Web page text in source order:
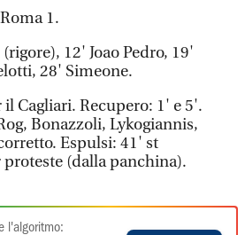
1.
12' Joao Pedro, 19'
28' Simeone.
Cagliari. Recupero: 1' e 5'.
Bonazzoli, Lykogiannis,
Espulsi: 41' st
(dalla panchina).
l'algoritmo: